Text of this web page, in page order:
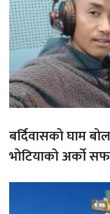
बर्दिवासको घाम
भोटियाको अर्को